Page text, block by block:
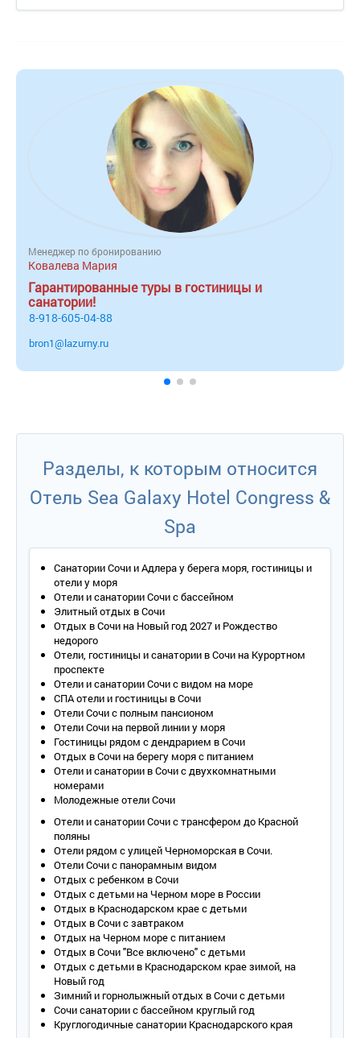
Менеджер по бронированию
Ковалева Мария
Гарантированные туры в гостиницы и
санатории!
8-918-605-04-88
bron1@lazurny.ru
Разделы, к которым относится
Отель Sea Galaxy Hotel Congress &
Spa
Санатории Сочи и Адлера у берега моря, гостиницы и
отели у моря
Отели и санатории Сочи с бассейном
Элитный отдых в Сочи
Отдых в Сочи на Новый год 2027 и Рождество
недорого
Отели, гостиницы и санатории в Сочи на Курортном
проспекте
Отели и санатории Сочи с видом на море
СПА отели и гостиницы в Сочи
Отели Сочи с полным пансионом
Отели Сочи на первой линии у моря
Гостиницы рядом с дендрарием в Сочи
Отдых в Сочи на берегу моря с питанием
Отели и санатории в Сочи с двухкомнатными
номерами
Молодежные отели Сочи
Отели и санатории Сочи с трансфером до Красной
поляны
Отели рядом с улицей Черноморская в Сочи.
Отели Сочи с панорамным видом
Отдых с ребенком в Сочи
Отдых с детьми на Черном море в России
Отдых в Краснодарском крае с детьми
Отдых в Сочи с завтраком
Отдых на Черном море с питанием
Отдых в Сочи "Все включено" с детьми
Отдых с детьми в Краснодарском крае зимой, на
Новый год
Зимний и горнолыжный отдых в Сочи с детьми
Сочи санатории с бассейном круглый год
Круглогодичные санатории Краснодарского края